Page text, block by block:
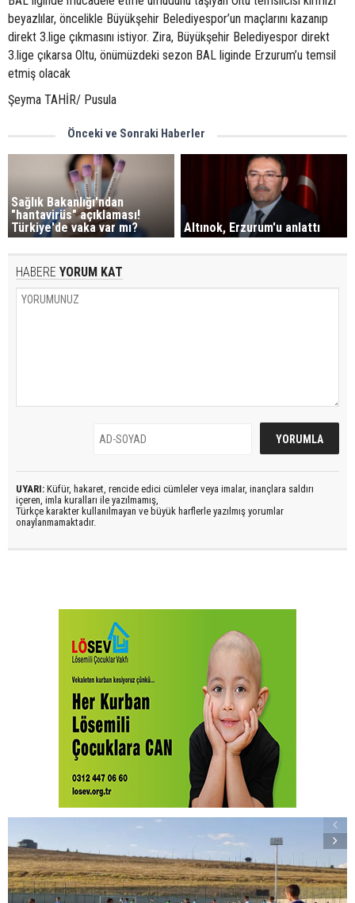
beyazlılar, öncelikle Büyükşehir Belediyespor’un maçlarını kazanıp
direkt 3.lige çıkmasını istiyor. Zira, Büyükşehir Belediyespor direkt
3.lige çıkarsa Oltu, önümüzdeki sezon BAL liginde Erzurum’u temsil
etmiş olacak
Şeyma TAHİR/ Pusula
Önceki ve Sonraki Haberler
Sağlık Bakanlığı'ndan
"hantavirüs" açıklaması!
Türkiye'de vaka var mı?
Altınok, Erzurum'u anlattı
HABERE YORUM KAT
UYARI: Küfür, hakaret, rencide edici cümleler veya imalar, inançlara saldırı
içeren, imla kuralları ile yazılmamış,
Türkçe karakter kullanılmayan ve büyük harflerle yazılmış yorumlar
onaylanmamaktadır.